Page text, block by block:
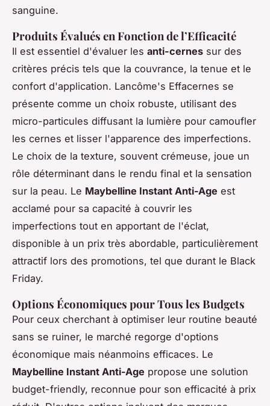
sanguine.
Produits Évalués en Fonction de l’Efficacité
Il est essentiel d'évaluer les anti-cernes sur des
critères précis tels que la couvrance, la tenue et le
confort d'application. Lancôme's Effacernes se
présente comme un choix robuste, utilisant des
micro-particules diffusant la lumière pour camoufler
les cernes et lisser l'apparence des imperfections.
Le choix de la texture, souvent crémeuse, joue un
rôle déterminant dans le rendu final et la sensation
sur la peau. Le Maybelline Instant Anti-Age est
acclamé pour sa capacité à couvrir les
imperfections tout en apportant de l'éclat,
disponible à un prix très abordable, particulièrement
attractif lors des promotions, tel que durant le Black
Friday.
Options Économiques pour Tous les Budgets
Pour ceux cherchant à optimiser leur routine beauté
sans se ruiner, le marché regorge d'options
économique mais néanmoins efficaces. Le
Maybelline Instant Anti-Age propose une solution
budget-friendly, reconnue pour son efficacité à prix